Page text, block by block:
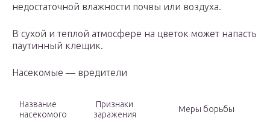
недостаточной влажности почвы или воздуха.
В сухой и теплой атмосфере на цветок может напасть
паутинный клещик.
Насекомые — вредители
Название
насекомого
Признаки
заражения
Меры борьбы